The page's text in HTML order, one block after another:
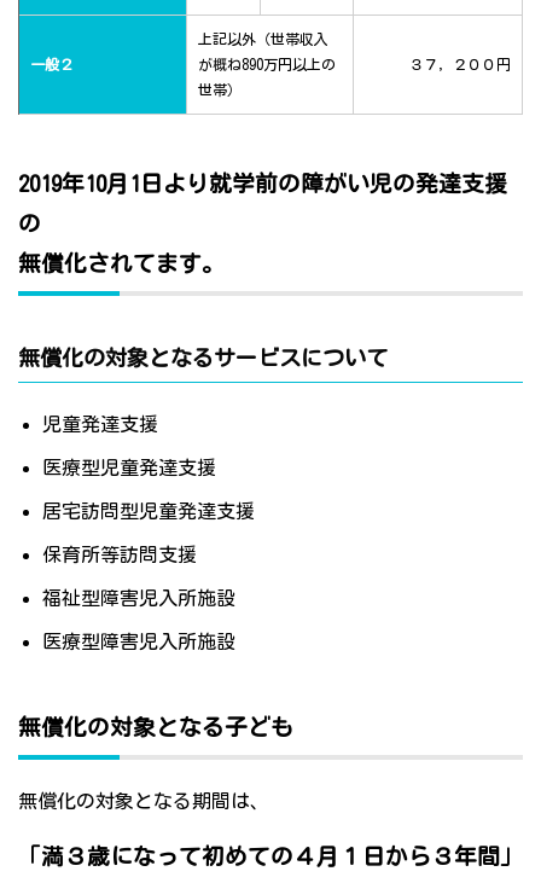
一般２
上記以外（世帯収入
が概ね890万円以上の
世帯）
３７，２００円
2019年10月1日より就学前の障がい児の発達支援
の
無償化されてます。
無償化の対象となるサービスについて
児童発達支援
医療型児童発達支援
居宅訪問型児童発達支援
保育所等訪問支援
福祉型障害児入所施設
医療型障害児入所施設
無償化の対象となる子ども
無償化の対象となる期間は、
「満３歳になって初めての４月１日から３年間」